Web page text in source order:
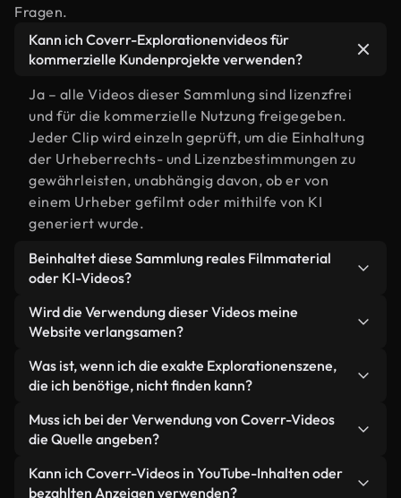
Fragen.
Kann ich Coverr-Explorationenvideos für
kommerzielle Kundenprojekte verwenden?
Ja – alle Videos dieser Sammlung sind lizenzfrei
und für die kommerzielle Nutzung freigegeben.
Jeder Clip wird einzeln geprüft, um die Einhaltung
der Urheberrechts- und Lizenzbestimmungen zu
gewährleisten, unabhängig davon, ob er von
einem Urheber gefilmt oder mithilfe von KI
generiert wurde.
Beinhaltet diese Sammlung reales Filmmaterial
oder KI-Videos?
Beides. Es handelt sich um eine Hybridbibliothek
aus realen, von Menschen aufgenommenen
generierten Videos. Jedes Video ist eindeutig
beschriftet, sodass Sie immer wissen, was Sie
verwenden.
Wird die Verwendung dieser Videos meine
Website verlangsamen?
Nicht, wenn Sie unsere optimierten Versionen
wählen. Wir bieten schlanke, webfähige Formate,
wurden – so bleibt die Qualität hoch, während
gleichzeitig die Ladezeiten minimiert und
Kennzahlen wie LCP verbessert werden.
Was ist, wenn ich die exakte Explorationenszene,
die ich benötige, nicht finden kann?
Mit Coverr AI Studio erstellen Sie im
Handumdrehen ein solches Video. Beschreiben Sie
bei Sonnenuntergang" – und das Studio generiert
Muss ich bei der Verwendung von Coverr-Videos
die Quelle angeben?
Eine Namensnennung ist nicht erforderlich. Alle
Videos in unserer Stockbibliothek sind lizenzfrei
Kann ich Coverr-Videos in YouTube-Inhalten oder
bezahlten Anzeigen verwenden?